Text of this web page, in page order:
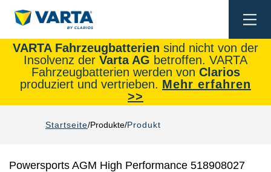
VARTA Fahrzeugbatterien sind nicht von der
Insolvenz der Varta AG betroffen. VARTA
Fahrzeugbatterien werden von Clarios
produziert und vertrieben. Mehr erfahren
>>
Startseite Produkte Produkt
Powersports AGM High Performance 518908027